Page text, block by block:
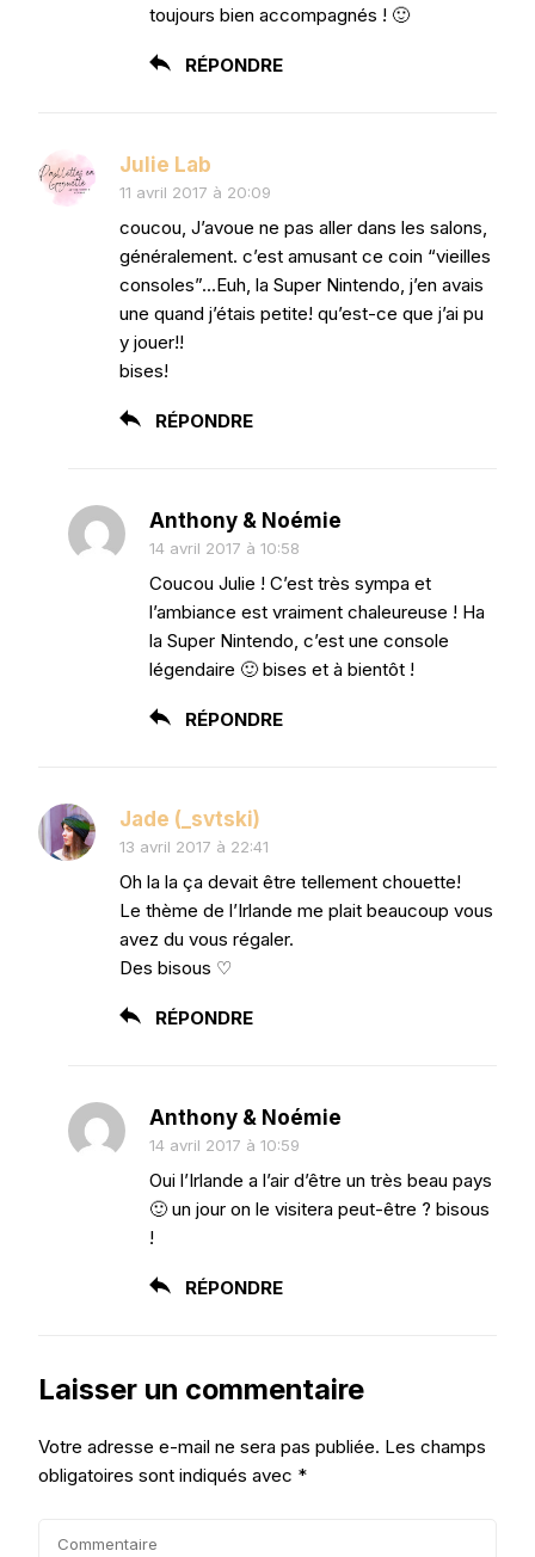
toujours bien accompagnés ! 🙂
RÉPONDRE
Julie Lab
11 avril 2017 à 20:09
coucou, J’avoue ne pas aller dans les salons,
généralement. c’est amusant ce coin “vieilles
consoles”…Euh, la Super Nintendo, j’en avais
une quand j’étais petite! qu’est-ce que j’ai pu
y jouer!!
bises!
RÉPONDRE
Anthony & Noémie
14 avril 2017 à 10:58
Coucou Julie ! C’est très sympa et
l’ambiance est vraiment chaleureuse ! Ha
la Super Nintendo, c’est une console
légendaire 🙂 bises et à bientôt !
RÉPONDRE
Jade (_svtski)
13 avril 2017 à 22:41
Oh la la ça devait être tellement chouette!
Le thème de l’Irlande me plait beaucoup vous
avez du vous régaler.
Des bisous ♡
RÉPONDRE
Anthony & Noémie
14 avril 2017 à 10:59
Oui l’Irlande a l’air d’être un très beau pays
🙂 un jour on le visitera peut-être ? bisous
!
RÉPONDRE
Laisser un commentaire
Votre adresse e-mail ne sera pas publiée. Les champs
obligatoires sont indiqués avec *